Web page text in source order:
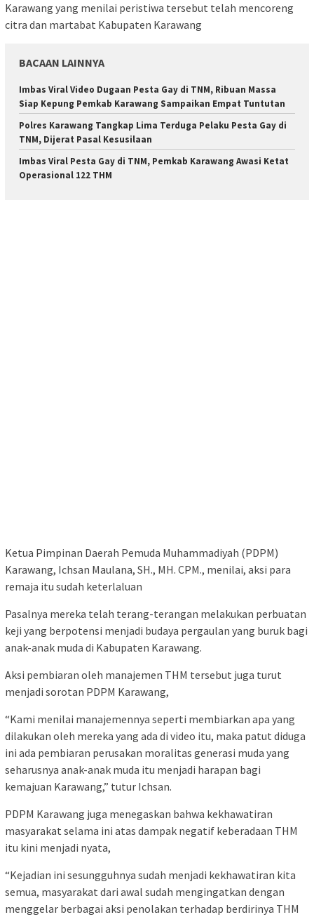
Karawang yang menilai peristiwa tersebut telah mencoreng
citra dan martabat Kabupaten Karawang
BACAAN LAINNYA
Imbas Viral Video Dugaan Pesta Gay di TNM, Ribuan Massa
Siap Kepung Pemkab Karawang Sampaikan Empat Tuntutan
Polres Karawang Tangkap Lima Terduga Pelaku Pesta Gay di
TNM, Dijerat Pasal Kesusilaan
Imbas Viral Pesta Gay di TNM, Pemkab Karawang Awasi Ketat
Operasional 122 THM
Ketua Pimpinan Daerah Pemuda Muhammadiyah (PDPM)
Karawang, Ichsan Maulana, SH., MH. CPM., menilai, aksi para
remaja itu sudah keterlaluan
Pasalnya mereka telah terang-terangan melakukan perbuatan
keji yang berpotensi menjadi budaya pergaulan yang buruk bagi
anak-anak muda di Kabupaten Karawang.
Aksi pembiaran oleh manajemen THM tersebut juga turut
menjadi sorotan PDPM Karawang,
“Kami menilai manajemennya seperti membiarkan apa yang
dilakukan oleh mereka yang ada di video itu, maka patut diduga
ini ada pembiaran perusakan moralitas generasi muda yang
seharusnya anak-anak muda itu menjadi harapan bagi
kemajuan Karawang,” tutur Ichsan.
PDPM Karawang juga menegaskan bahwa kekhawatiran
masyarakat selama ini atas dampak negatif keberadaan THM
itu kini menjadi nyata,
“Kejadian ini sesungguhnya sudah menjadi kekhawatiran kita
semua, masyarakat dari awal sudah mengingatkan dengan
menggelar berbagai aksi penolakan terhadap berdirinya THM